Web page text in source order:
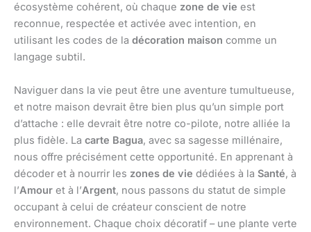
écosystème cohérent, où chaque zone de vie est
reconnue, respectée et activée avec intention, en
utilisant les codes de la décoration maison comme un
langage subtil.
Naviguer dans la vie peut être une aventure tumultueuse,
et notre maison devrait être bien plus qu’un simple port
d’attache : elle devrait être notre co-pilote, notre alliée la
plus fidèle. La carte Bagua, avec sa sagesse millénaire,
nous offre précisément cette opportunité. En apprenant à
décoder et à nourrir les zones de vie dédiées à la Santé, à
l’Amour et à l’Argent, nous passons du statut de simple
occupant à celui de créateur conscient de notre
environnement. Chaque choix décoratif – une plante verte